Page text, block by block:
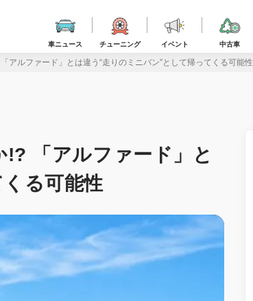
車ニュース チューニング イベント 中古車
アルファード」とは違う“走りのミニバン”として帰ってくる可能性
!? 「アルファード」と
る可能性